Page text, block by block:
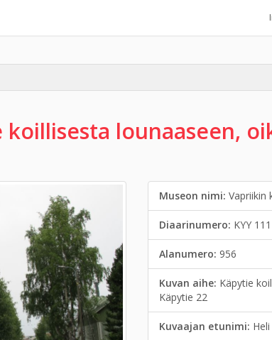
koillisesta lounaaseen,
Museon nimi:Vapriikin
Diaarinumero: KYY 111
Alanumero: 956
Kuvan aihe: Käpytie
Käpytie 22
Kuvaajan etunimi: Heli